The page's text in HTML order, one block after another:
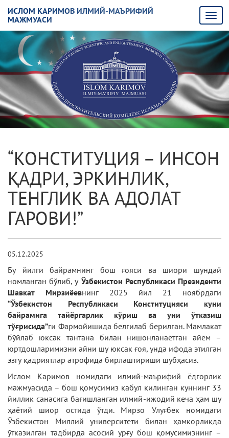
ИСЛОМ КАРИМОВ ИЛМИЙ-МАЪРИФИЙ
МАЖМУАСИ
“КОНСТИТУЦИЯ – ИНСОН
ҚАДРИ, ЭРКИНЛИК,
ТЕНГЛИК ВА АДОЛАТ
ГАРОВИ!”
05.12.2025
Бу йилги байрамнинг бош ғояси ва шиори шундай
номланган бўлиб, у Ўзбекистон Республикаси Президенти
Шавкат Мирзиёевнинг 2025 йил 21 ноябрдаги
“Ўзбекистон Республикаси Конституцияси куни
байрамига тайёргарлик кўриш ва уни ўтказиш
тўғрисида”ги Фармойишида белгилаб берилган. Мамлакат
бўйлаб юксак тантана билан нишонланаётган айём –
юртдошларимизни айни шу юксак ғоя, унда ифода этилган
эзгу қадриятлар атрофида бирлаштириши шубҳасиз.
Ислом Каримов номидаги илмий-маърифий ёдгорлик
мажмуасида – бош қомусимиз қабул қилинган куннинг 33
йиллик санасига бағишланган илмий-ижодий кеча ҳам шу
ҳаётий шиор остида ўтди. Мирзо Улуғбек номидаги
Ўзбекистон Миллий университети билан ҳамкорликда
ўтказилган тадбирда асосий урғу бош қомусимизнинг –